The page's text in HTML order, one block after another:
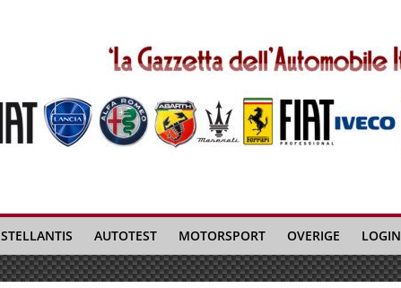
STELLANTIS AUTOTEST MOTORSPORT OVERIGE LOGIN